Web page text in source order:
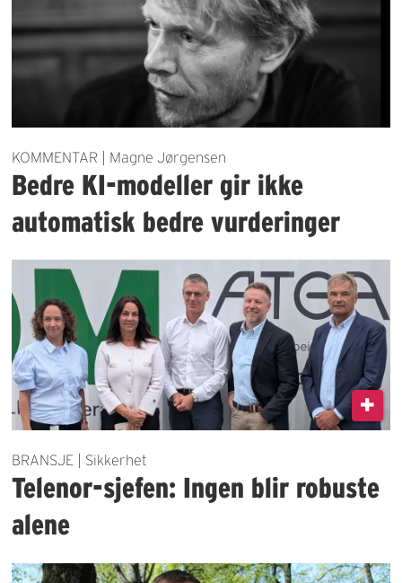
KOMMENTAR | Magne Jørgensen
Bedre KI-modeller gir ikke
automatisk bedre vurderinger
BRANSJE | Sikkerhet
Telenor-sjefen: Ingen blir robuste
alene